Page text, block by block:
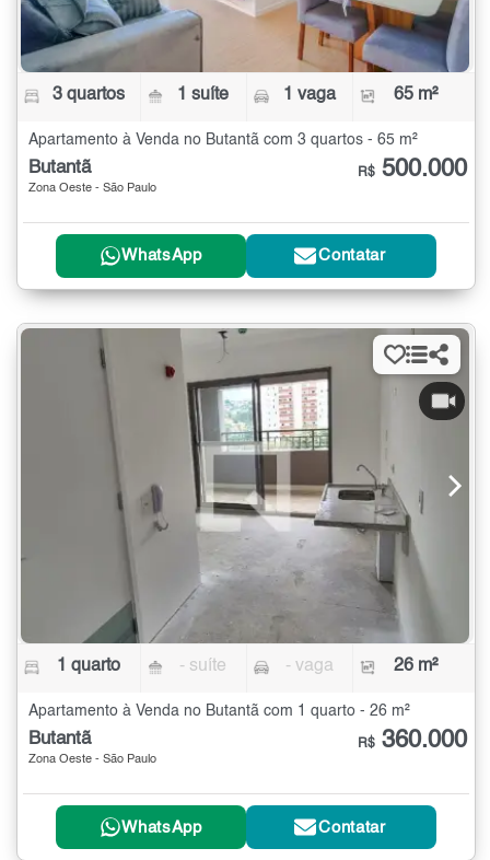
3 quartos 1 suíte 1 vaga 65 m²
Apartamento à Venda no Butantã com 3 quartos - 65 m²
Butantã
Zona Oeste - São Paulo
R$ 500.000
WhatsApp Contatar
1 quarto - suíte - vaga 26 m²
Apartamento à Venda no Butantã com 1 quarto - 26 m²
Butantã
Zona Oeste - São Paulo
R$ 360.000
WhatsApp Contatar